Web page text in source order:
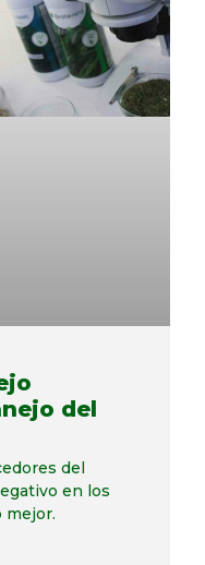
del
del
en los
mejor.